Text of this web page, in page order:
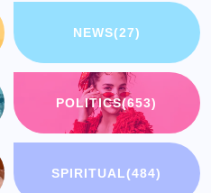
NEWS(27)
POLITICS(653)
SPIRITUAL(484)